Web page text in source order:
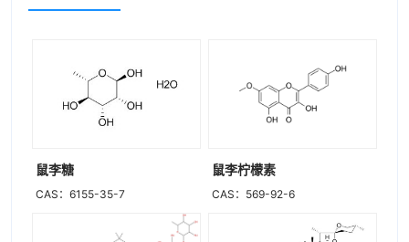
鼠李糖
CAS：6155-35-7
鼠李柠檬素
CAS：569-92-6